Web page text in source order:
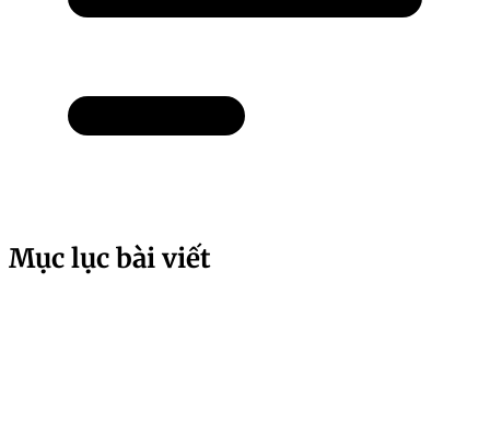
Mục lục bài viết